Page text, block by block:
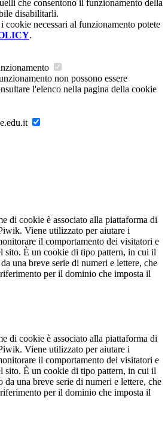
che consentono il funzionamento della
disabilitarli.
cookie necessari al funzionamento potete
.
non possono essere
l'elenco nella pagina della cookie
di cookie è associato alla piattaforma di
Viene utilizzato per aiutare i
il comportamento dei visitatori e
sito. È un cookie di tipo pattern, in cui il
una breve serie di numeri e lettere, che
per il dominio che imposta il
di cookie è associato alla piattaforma di
Viene utilizzato per aiutare i
il comportamento dei visitatori e
sito. È un cookie di tipo pattern, in cui il
da una breve serie di numeri e lettere, che
per il dominio che imposta il